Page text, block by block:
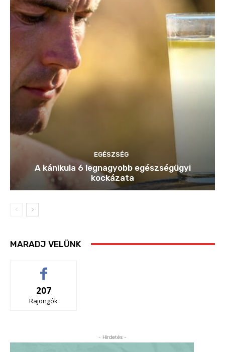
EGÉSZSÉG
A kánikula 6 legnagyobb egészségügyi
kockázata
MARADJ VELÜNK
207
Rajongók
- Hirdetés -